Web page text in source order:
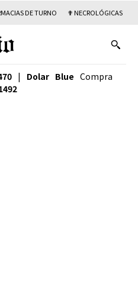
DE TURNO ✟ NECROLÓGICAS
| Dolar Blue Compra